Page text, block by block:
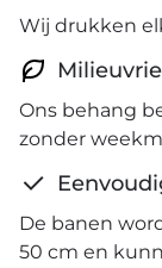
Wij drukken
Ons behang
zonder
De banen
50 cm en